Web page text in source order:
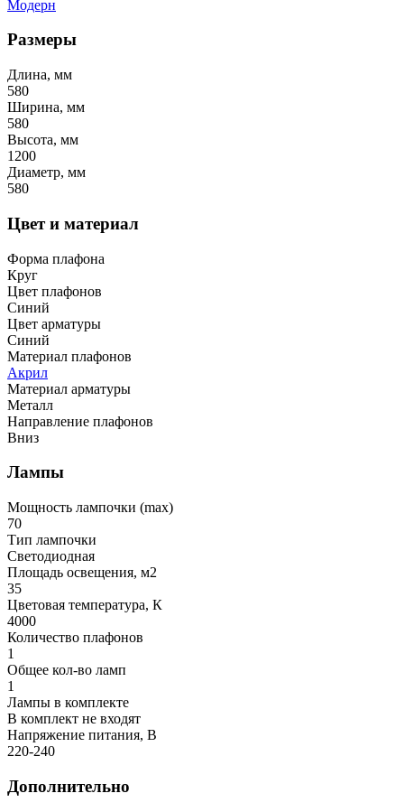
Модерн
Размеры
Длина, мм
580
Ширина, мм
580
Высота, мм
1200
Диаметр, мм
580
Цвет и материал
Форма плафона
Круг
Цвет плафонов
Синий
Цвет арматуры
Синий
Материал плафонов
Акрил
Материал арматуры
Металл
Направление плафонов
Вниз
Лампы
Мощность лампочки (max)
70
Тип лампочки
Светодиодная
Площадь освещения, м2
35
Цветовая температура, К
4000
Количество плафонов
1
Общее кол-во ламп
1
Лампы в комплекте
В комплект не входят
Напряжение питания, В
220-240
Дополнительно